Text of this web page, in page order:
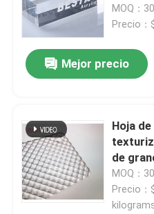
MOQ：
Precio：
Mejor precio
Hoja
de
MOQ：
Precio